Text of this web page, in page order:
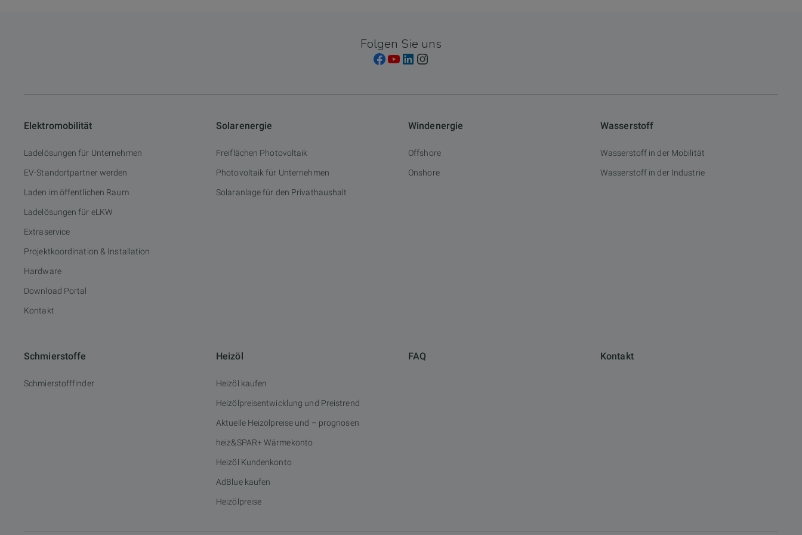
Folgen Sie uns
Elektromobilität
Ladelösungen für Unternehmen
EV-Standortpartner werden
Laden im öffentlichen Raum
Ladelösungen für eLKW
Extraservice
Projektkoordination & Installation
Hardware
Download Portal
Kontakt
Solarenergie
Freiflächen Photovoltaik
Photovoltaik für Unternehmen
Solaranlage für den Privathaushalt
Windenergie
Offshore
Onshore
Wasserstoff
Wasserstoff in der Mobilität
Wasserstoff in der Industrie
Schmierstoffe
Schmierstofffinder
Heizöl
Heizöl kaufen
Heizölpreisentwicklung und Preistrend
Aktuelle Heizölpreise und – prognosen
heiz&SPAR+ Wärmekonto
Heizöl Kundenkonto
AdBlue kaufen
Heizölpreise
FAQ Kontakt